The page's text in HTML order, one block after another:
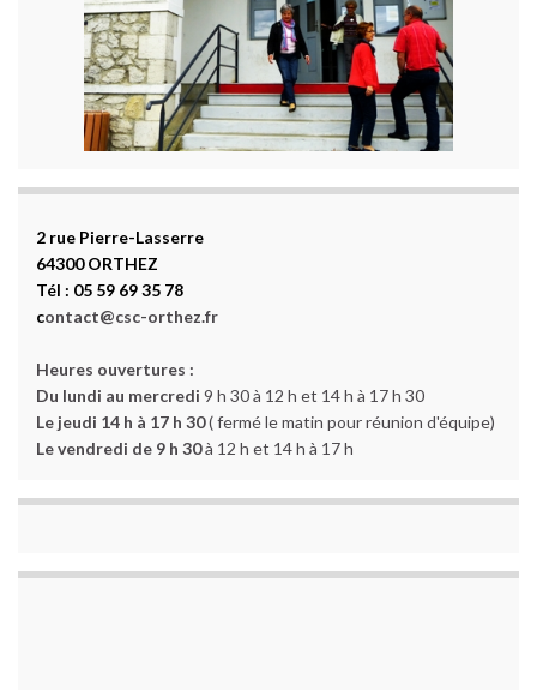
2 rue Pierre-Lasserre
64300 ORTHEZ
Tél : 05 59 69 35 78
contact@csc-orthez.fr
Heures ouvertures :
Du lundi au mercredi 9 h 30 à 12 h et 14 h à 17 h 30
Le jeudi 14 h à 17 h 30( fermé le matin pour réunion d'équipe)
Le vendredi de 9 h 30à 12 h et 14 h à 17 h